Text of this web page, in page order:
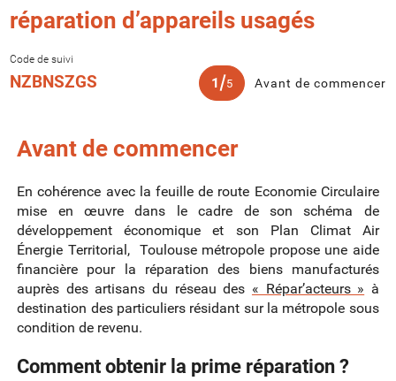
réparation d’appareils usagés
Code de suivi
NZBNSZGS 1 5 Avant de commencer
Avant de commencer
En cohérence avec la feuille de route Economie Circulaire
mise en œuvre dans le cadre de son schéma de
développement économique et son Plan Climat Air
Énergie Territorial, Toulouse métropole propose une aide
financière pour la réparation des biens manufacturés
auprès des artisans du réseau des « Répar’acteurs » à
destination des particuliers résidant sur la métropole sous
condition de revenu.
Comment obtenir la prime réparation ?